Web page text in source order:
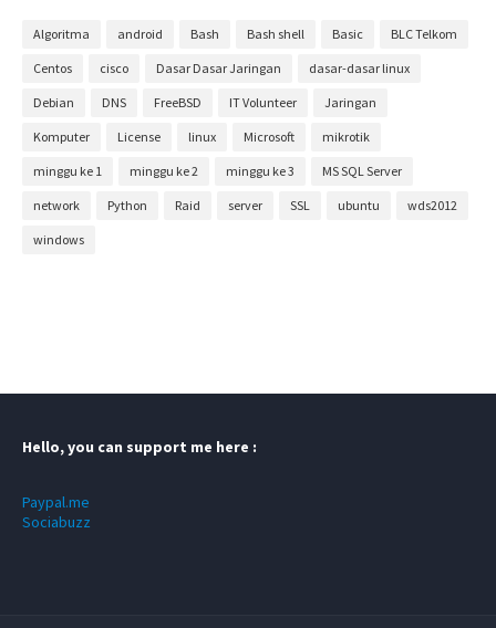
Algoritma android Bash Bash shell Basic BLC Telkom
Centos cisco Dasar Dasar Jaringan dasar-dasar linux
Debian DNS FreeBSD IT Volunteer Jaringan
Komputer License linux Microsoft mikrotik
minggu ke 1 minggu ke 2 minggu ke 3 MS SQL Server
network Python Raid server SSL ubuntu wds2012
windows
Hello, you can support me here :
Paypal.me
Sociabuzz